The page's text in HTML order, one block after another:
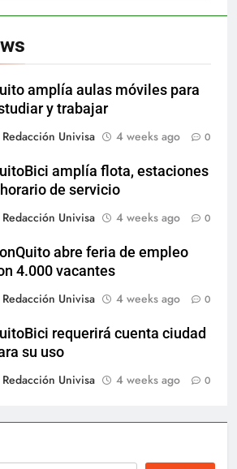
amplía aulas móviles para
y trabajar
Redacción Univisa
4 weeks ago 0
amplía flota, estaciones
de servicio
Redacción Univisa
4 weeks ago 0
abre feria de empleo
4.000 vacantes
Redacción Univisa
4 weeks ago 0
requerirá cuenta ciudad
su uso
Redacción Univisa
4 weeks ago 0